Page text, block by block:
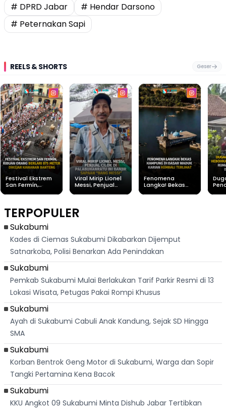
# DPRD Jabar
# Hendar Darsono
# Peternakan Sapi
REELS & SHORTS Geser
Festival Ekstrem
San Fermín,
Banteng
Viral Mirip Lionel
Messi, Penjual
"Bang Messi"
Fenomena
Langka! Bekas
TERPOPULER
Sukabumi
Kades di Ciemas Sukabumi Dikabarkan Dijemput
Satnarkoba, Polisi Benarkan Ada Penindakan
Sukabumi
Pemkab Sukabumi Mulai Berlakukan Tarif Parkir Resmi di 13
Lokasi Wisata, Petugas Pakai Rompi Khusus
Sukabumi
Ayah di Sukabumi Cabuli Anak Kandung, Sejak SD Hingga
SMA
Sukabumi
Korban Bentrok Geng Motor di Sukabumi, Warga dan Sopir
Tangki Pertamina Kena Bacok
Sukabumi
KKU Angkot 09 Sukabumi Minta Dishub Jabar Tertibkan